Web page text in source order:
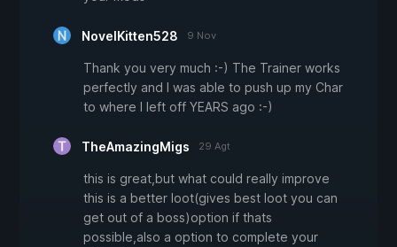
NovelKitten528 9 Nov
Thank you very much :-) The Trainer works
perfectly and I was able to push up my Char
to where I left off YEARS ago :-)
TheAmazingMigs 29 Agt
this is great,but what could really improve
this is a better loot(gives best loot you can
get out of a boss)option if thats
possible,also a option to complete your